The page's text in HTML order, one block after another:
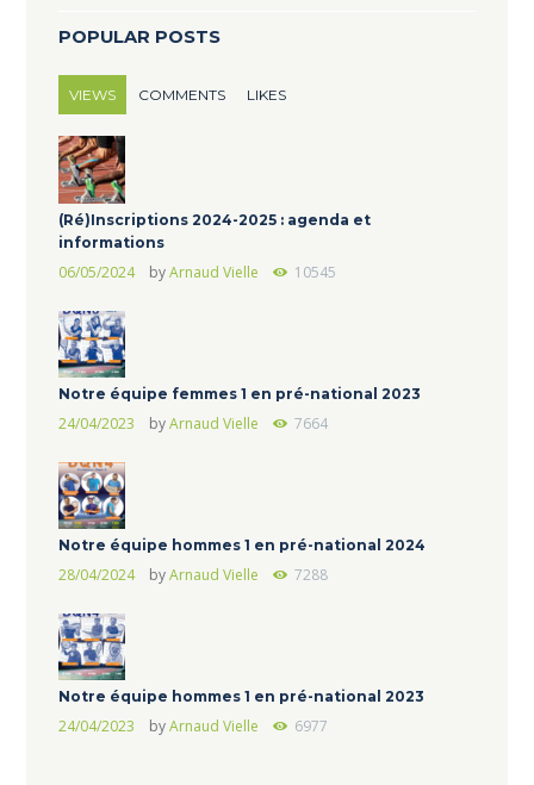
POPULAR POSTS
VIEWS COMMENTS LIKES
(Ré)Inscriptions 2024-2025 : agenda et
informations
06/05/2024 byArnaud Vielle 10545
Notre équipe femmes 1 en pré-national 2023
24/04/2023 byArnaud Vielle 7664
Notre équipe hommes 1 en pré-national 2024
28/04/2024 byArnaud Vielle 7288
Notre équipe hommes 1 en pré-national 2023
24/04/2023 byArnaud Vielle 6977